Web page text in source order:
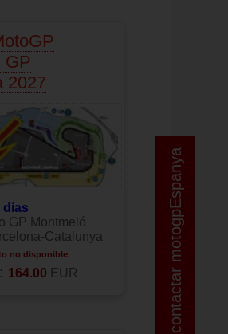
contactar motogpEspanya
contactar motogpEspanya
GP
2027
días
GP Montmeló
Catalunya
no disponible
164.00 EUR